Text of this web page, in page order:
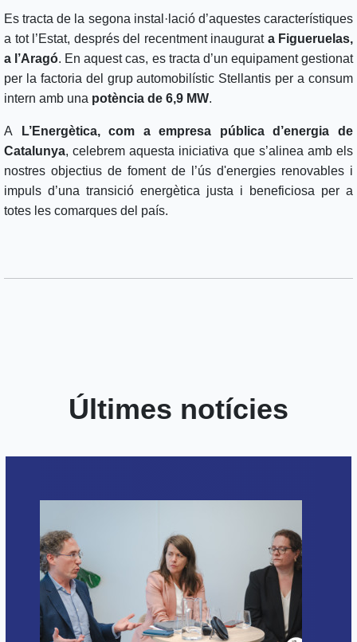
Es tracta de la segona instal·lació d’aquestes característiques
a tot l’Estat, després del recentment inaugurat a Figueruelas,
a l’Aragó. En aquest cas, es tracta d’un equipament gestionat
per la factoria del grup automobilístic Stellantis per a consum
intern amb una potència de 6,9 MW.
A
L’Energètica, com a empresa pública d’energia de
Catalunya, celebrem aquesta iniciativa que s’alinea amb els
nostres objectius de foment de l’ús d'energies renovables i
impuls d’una transició energètica justa i beneficiosa per a
totes les comarques del país.
Últimes notícies